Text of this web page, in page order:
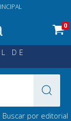
0
DE
Buscar por editorial